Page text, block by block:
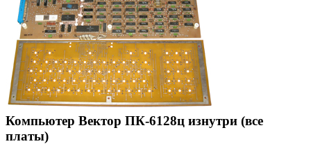
Компьютер Вектор ПК-6128ц изнутри (все
платы)